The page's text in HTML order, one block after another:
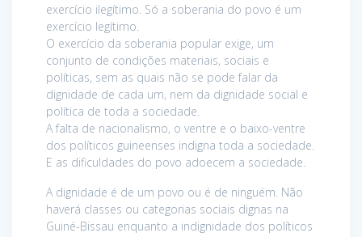
exercício ilegítimo. Só a soberania do povo é um
exercício legítimo.
O exercício da soberania popular exige, um
conjunto de condições materiais, sociais e
políticas, sem as quais não se pode falar da
dignidade de cada um, nem da dignidade social e
política de toda a sociedade.
A falta de nacionalismo, o ventre e o baixo-ventre
dos políticos guineenses indigna toda a sociedade.
E as dificuldades do povo adoecem a sociedade.
A dignidade é de um povo ou é de ninguém. Não
haverá classes ou categorias sociais dignas na
Guiné-Bissau enquanto a indignidade dos políticos